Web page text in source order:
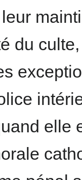
du
elle